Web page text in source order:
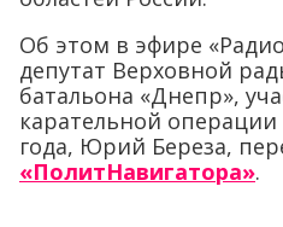
Об этом в эфире
депутат Верховной
батальона «Днепр»,
карательной операции
года, Юрий Береза,
«ПолитНавигатора».